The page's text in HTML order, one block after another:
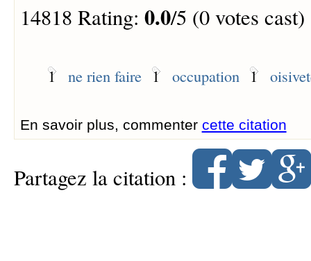
14818 Rating: 0.0/5 (0 votes cast)
1 ne rien faire 1 occupation 1
En savoir plus, commenter cette citation
Partagez la citation :